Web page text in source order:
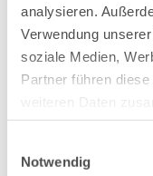
analysieren.
Verwendung
soziale Medien,
Partner führen
haben oder die sie
Notwendig
Wie wird die
zur bisherigen
WBO 2005